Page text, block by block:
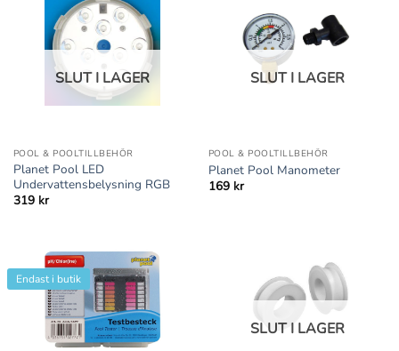
SLUT I LAGER
POOL & POOLTILLBEHÖR
Planet Pool LED
Undervattensbelysning RGB
319 kr
SLUT I LAGER
POOL & POOLTILLBEHÖR
Planet Pool Manometer
169 kr
Endast i butik
SLUT I LAGER